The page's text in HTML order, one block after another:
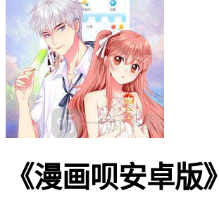
《漫画呗安卓